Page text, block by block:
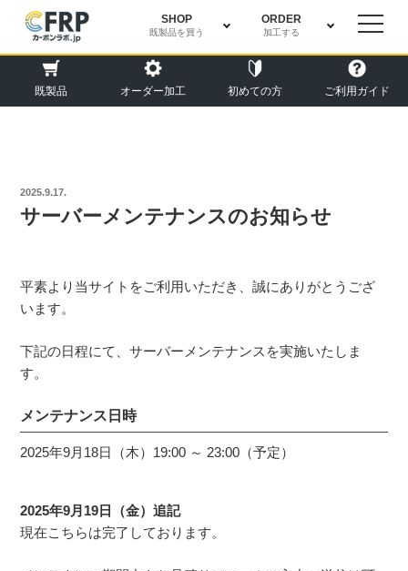
SHOP
既製品を買う
ORDER
加工する
既製品 オーダー加工 初めての方 ご利用ガイド
投
稿
日:
2025.9.17.
サーバーメンテナンスのお知らせ
平素より当サイトをご利用いただき、誠にありがとうござ
います。
下記の日程にて、サーバーメンテナンスを実施いたしま
す。
メンテナンス日時
2025年9月18日（木）19:00 ～ 23:00（予定）
2025年9月19日（金）追記
現在こちらは完了しております。